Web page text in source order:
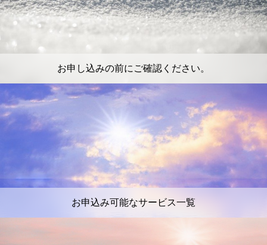
お申し込みの前にご確認ください。
お申込み可能なサービス一覧